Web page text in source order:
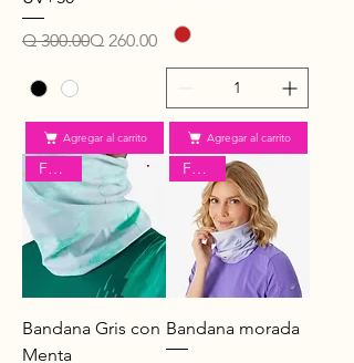
Precio
Q 300.00
Precio de oferta
Q 260.00
Agregar al carrito Agregar al carrito
Forclaz
Bandana Gris con
Menta
Forclaz
Bandana morada